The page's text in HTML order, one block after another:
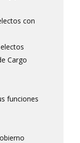
con
Cargo
funciones